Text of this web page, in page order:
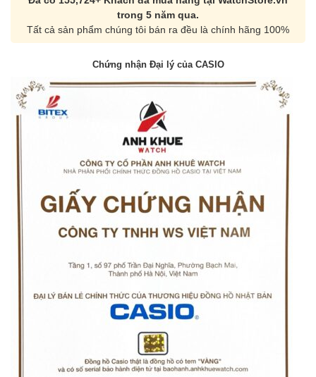
trong 5 năm qua.
Tất cả sản phẩm chúng tôi bán ra đều là chính hãng 100%
Chứng nhận Đại lý của CASIO